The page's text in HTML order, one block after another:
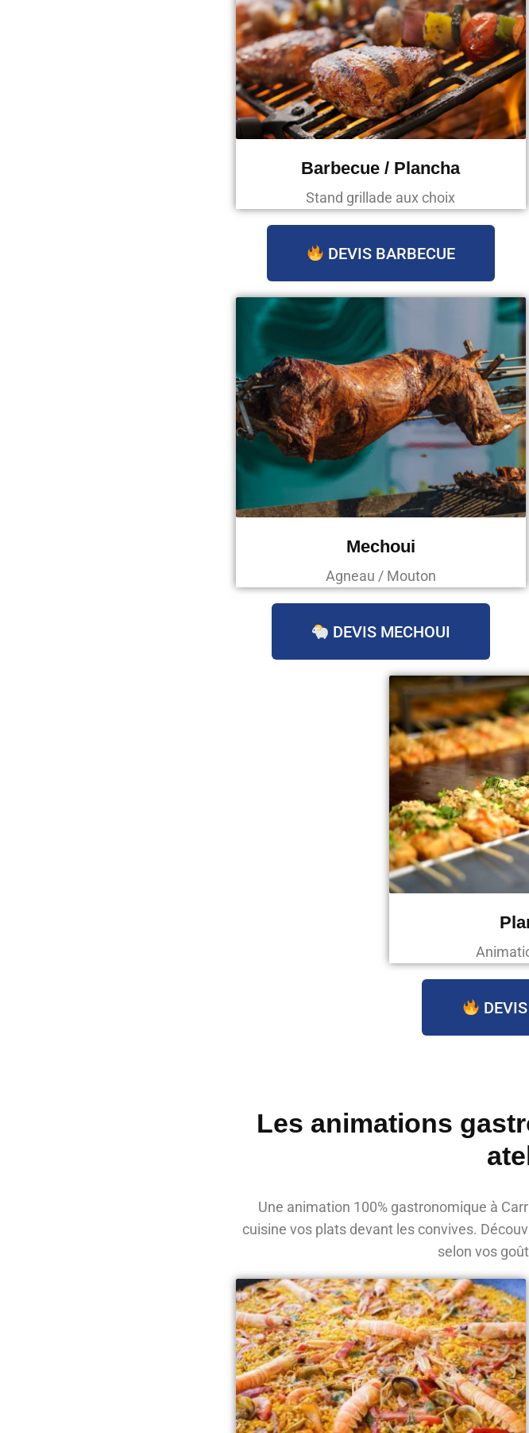
Barbecue / Plancha
Stand grillade aux choix
DEVIS BARBECUE
Mechoui
Agneau / Mouton
DEVIS MECHOUI
Les animations
Une animation 100% gastronomique à
cuisine vos plats devant les convives.
selon vos